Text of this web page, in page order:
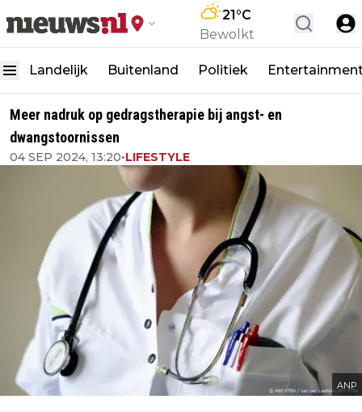
21°C
Bewolkt
Landelijk Buitenland Politiek
Meer nadruk op gedragstherapie bij angst- en
dwangstoornissen
04 SEP 2024, 13:20•LIFESTYLE
ANP